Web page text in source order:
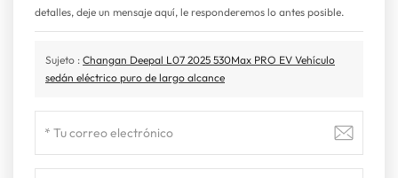
detalles, deje un mensaje aquí, le responderemos lo antes posible.
Sujeto : Changan Deepal L07 2025 530Max PRO EV Vehículo
sedán eléctrico puro de largo alcance